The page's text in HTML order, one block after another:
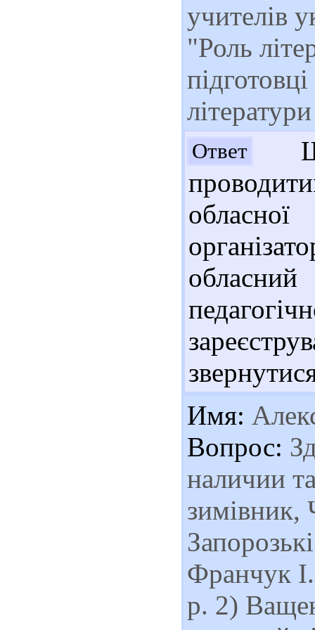
учителів
"Роль
Ответ
Имя:
Вопрос:
наличии
Франчук
р. 2)